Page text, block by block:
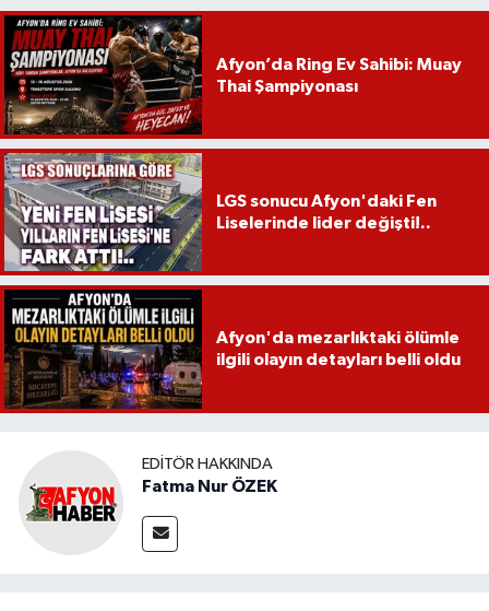
Afyon’da Ring Ev Sahibi: Muay
Thai Şampiyonası
LGS sonucu Afyon'daki Fen
Liselerinde lider değişti!..
Afyon'da mezarlıktaki ölümle
ilgili olayın detayları belli oldu
EDITÖR HAKKINDA
Fatma Nur ÖZEK